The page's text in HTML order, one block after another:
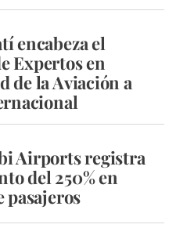
encabeza el
Expertos en
de la Aviación a
Airports registra
del 250% en
pasajeros